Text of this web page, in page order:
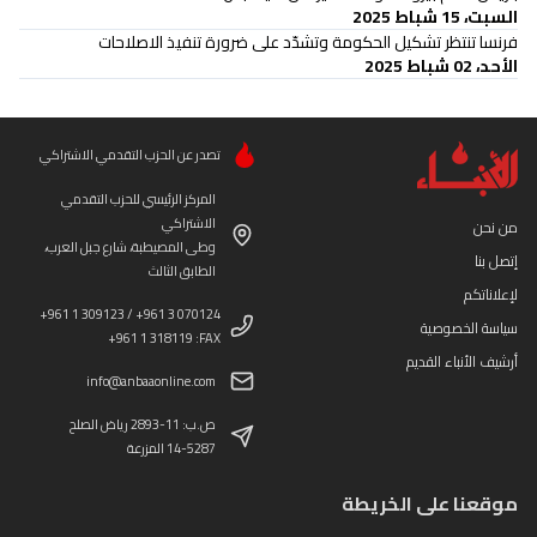
السبت، 15 شباط 2025
فرنسا تنتظر تشكيل الحكومة وتشدّد على ضرورة تنفيذ الاصلاحات
الأحد، 02 شباط 2025
من نحن
إتصل بنا
لإعلاناتكم
سياسة الخصوصية
أرشيف الأنباء القديم
تصدر عن الحزب التقدمي الاشتراكي
المركز الرئيسي للحزب التقدمي
الاشتراكي
وطى المصيطبة، شارع جبل العرب،
الطابق الثالث
+961 1 309123 / +961 3 070124
+961 1 318119 :FAX
info@anbaaonline.com
ص.ب: 11-2893 رياض الصلح
14-5287 المزرعة
موقعنا على الخريطة